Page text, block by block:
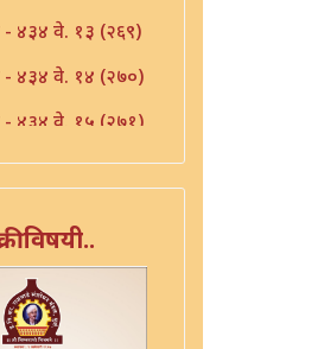
४३४ वे. १३ (२६९)
४३४ वे. १४ (२७०)
४३४ वे. १५ (२७१)
४३४ वे. १६ (२७२)
४३४ वे. ८ (२६४)
४३४ वे. ९ (२६५)